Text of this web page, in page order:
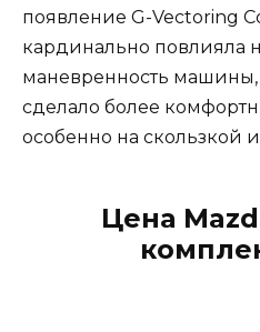
появление G-Vectoring
кардинально повлияла
маневренность машины,
сделало более
особенно на скользкой
Цена